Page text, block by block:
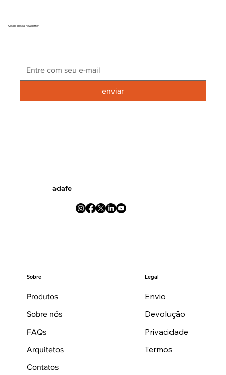
Assine nossa newsletter
enviar
adafe
Sobre
Produtos
Sobre nós
FAQs
Arquitetos
Contatos
Legal
Envio
Devolução
Privacidade
Termos